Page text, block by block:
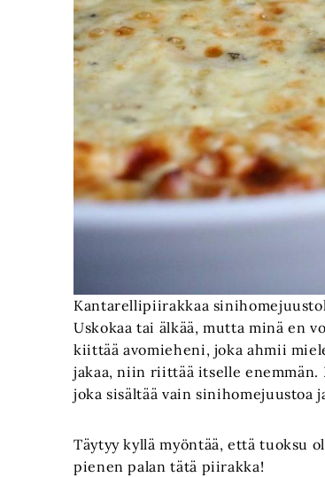
Kantarellipiirakkaa
Uskokaa tai älkää, mutta minä en
kiittää avomieheni, joka ahmii
jakaa, niin riittää itselle
joka sisältää vain sinihomejuustoa
Täytyy kyllä myöntää, että tuoksu
pienen palan tätä piirakka!